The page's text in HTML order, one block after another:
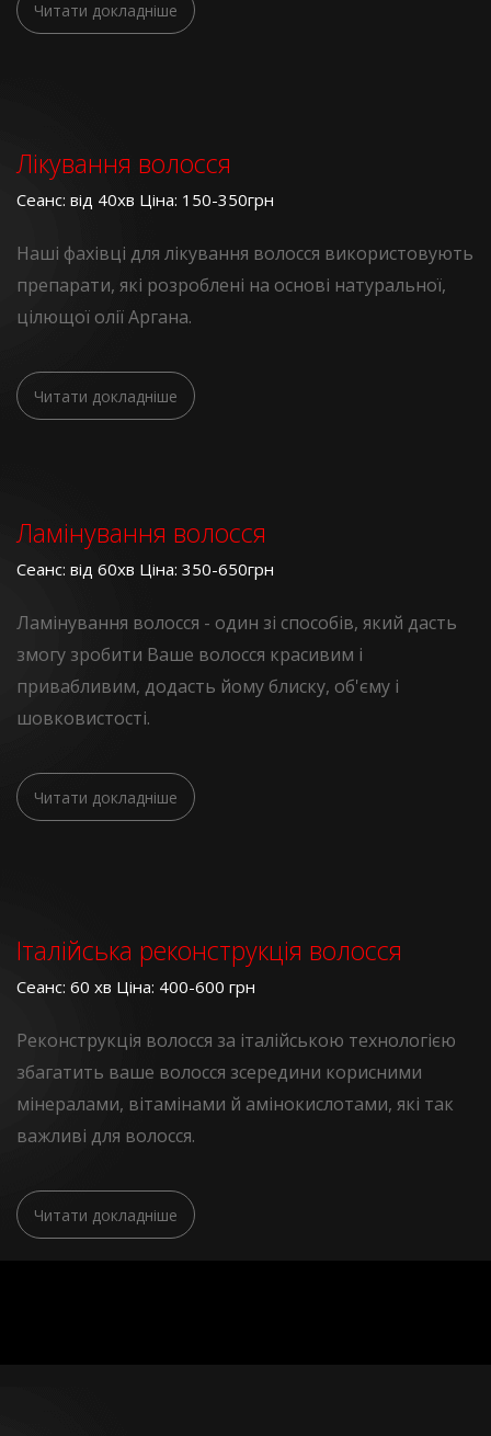
Читати докладніше
Лікування волосся
Сеанс: від 40хв Ціна: 150-350грн
Наші фахівці для лікування волосся використовують
препарати, які розроблені на основі натуральної,
цілющої олії Аргана.
Читати докладніше
Ламінування волосся
Сеанс: від 60хв Ціна: 350-650грн
Ламінування волосся - один зі способів, який дасть
змогу зробити Ваше волосся красивим і
привабливим, додасть йому блиску, об'єму і
шовковистості.
Читати докладніше
Італійська реконструкція волосся
Сеанс: 60 хв Ціна: 400-600 грн
Реконструкція волосся за італійською технологією
збагатить ваше волосся зсередини корисними
мінералами, вітамінами й амінокислотами, які так
важливі для волосся.
Читати докладніше